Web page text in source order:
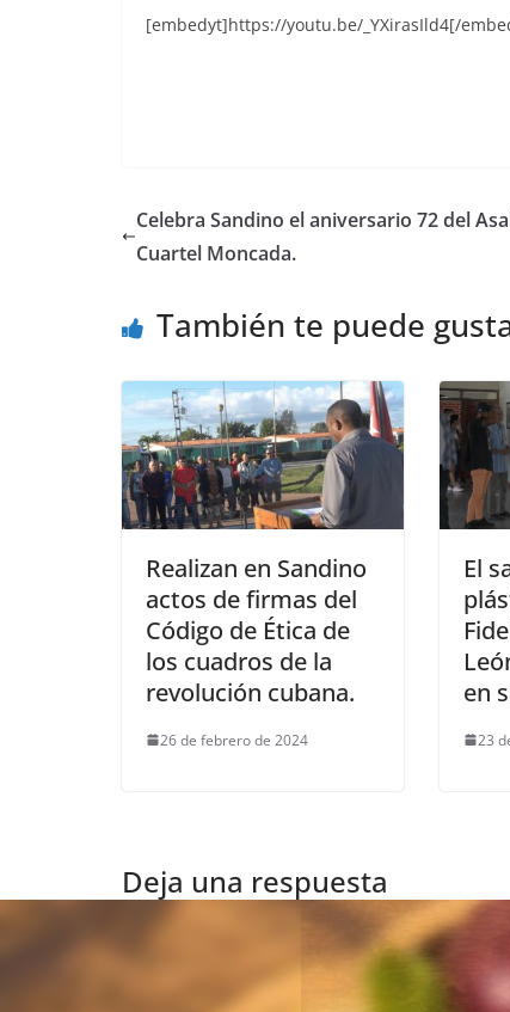
[embedyt]https://youtu.be/_YXirasIld4[/
Celebra Sandino el aniversario 72 del
Cuartel Moncada.
También te puede
Realizan en Sandino
actos de firmas del
Código de Ética de
los cuadros de la
revolución cubana.
26 de febrero de 2024
El
en
23
Deja una respuesta
Tu dirección de correo electrónico no será
Comentario*